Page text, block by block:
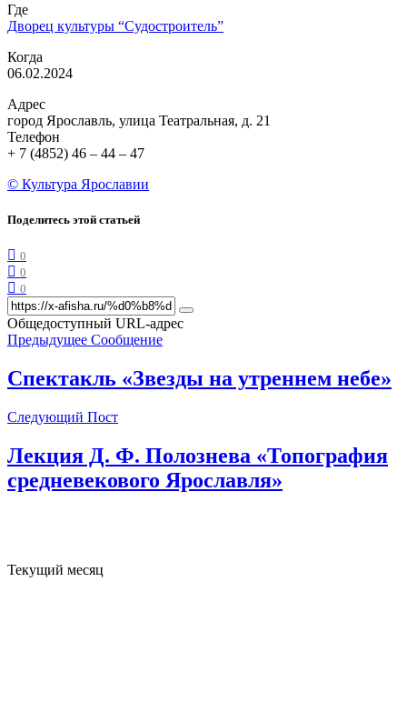
Где
Дворец культуры “Судостроитель”
Когда
06.02.2024
Адрес
город Ярославль, улица Театральная, д. 21
Телефон
+ 7 (4852) 46 – 44 – 47
© Культура Ярославии
Поделитесь этой статьей
0
0
0
Общедоступный URL-адрес
Предыдущее Сообщение
Спектакль «Звезды на утреннем небе»
Следующий Пост
Лекция Д. Ф. Полознева «Топография
средневекового Ярославля»
Текущий месяц